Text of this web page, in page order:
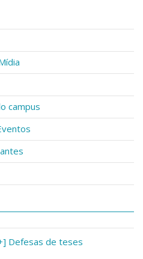
campus
Defesas de teses